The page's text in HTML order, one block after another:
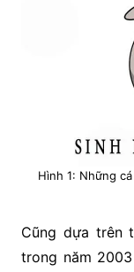
Hình 1: Những
Cũng dựa trên
trong năm